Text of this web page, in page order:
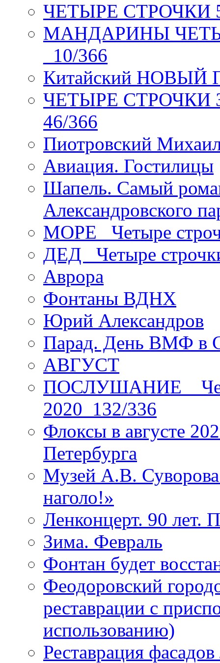
ЧЕТЫРЕ СТРОЧКИ 5
МАНДАРИНЫ
_10/366
Китайский НОВЫЙ
ЧЕТЫРЕ СТРОЧКИ
46/366
Пиотровский
Авиация. Гостилицы
Шапель. Самый
Александровского
МОРЕ _Четыре
ДЕД _Четыре
Аврора
Фонтаны ВДНХ
Юрий Александров
Парад. День ВМФ в
АВГУСТ
ПОСЛУШАНИЕ _
2020_132/336
Флоксы в августе
Петербурга
Музей А.В.
наголо!»
Ленконцерт. 90 лет.
Зима. Февраль
Фонтан будет
Феодоровский
реставрации с
использованию)
Реставрация